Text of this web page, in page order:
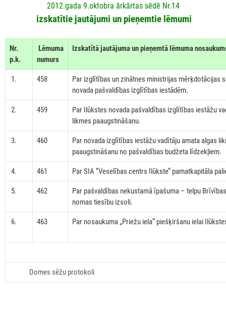
2012.gada 9.oktobra ārkārtas sēdē Nr.14
izskatītie jautājumi un pieņemtie lēmumi
Nr.
p.k.
Lēmuma
numurs
Izskatītā jautājuma un pieņemtā lēmuma
1. 458
Par izglītības un zinātnes ministrijas mērķdotācijas
novada pašvaldības izglītības iestādēm.
2. 459
Par Ilūkstes novada pašvaldības izglītības iestāžu
likmes paaugstināšanu.
3. 460
Par novada izglītības iestāžu vadītāju amata algas
paaugstināšanu no pašvaldības budžeta līdzekļiem.
4. 461 Par SIA ‘’Veselības centrs Ilūkste’’ pamatkapitāla
5. 462
Par pašvaldības nekustamā īpašuma – telpu
nomas tiesību izsoli.
6. 463 Par nosaukuma „Priežu iela” piešķiršanu ielai
Domes sēžu protokoli